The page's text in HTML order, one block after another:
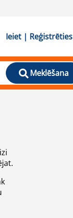
Ieiet | Reģistrēties
Meklēšana